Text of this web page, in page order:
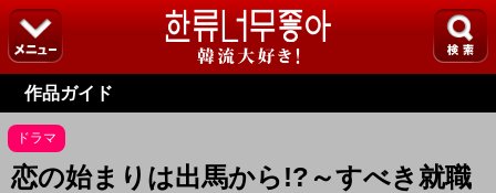
作品ガイド
ドラマ
恋の始まりは出馬から!?～すべき就職